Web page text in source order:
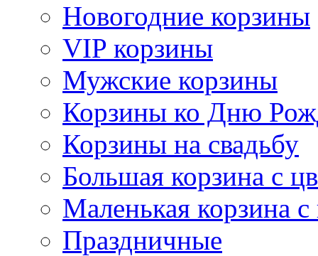
Новогодние корзины
VIP корзины
Мужские корзины
Корзины ко Дню
Корзины на свадьбу
Большая корзина с
Маленькая корзина
Праздничные